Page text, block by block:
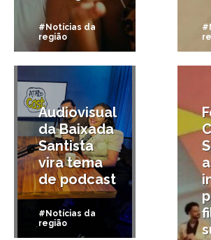
#Notícias da
região
6/10/2025
Audiovisual
da Baixada
Santista
vira tema
de podcast
#Notícias da
região